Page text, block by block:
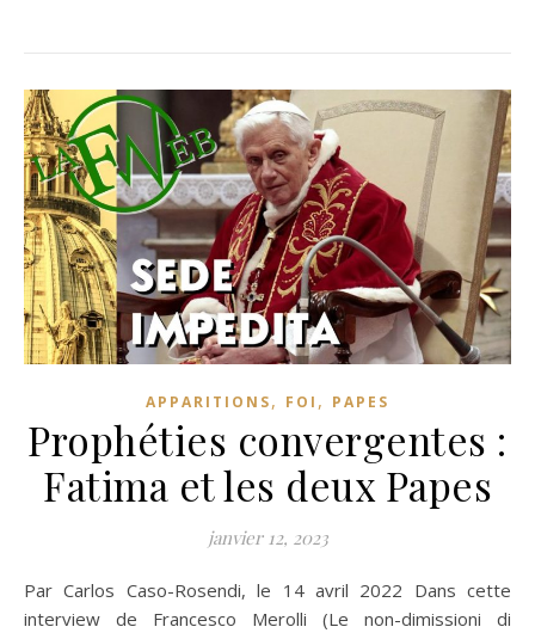
APPARITIONS, FOI , PAPES
Prophéties convergentes :
Fatima et les deux Papes
janvier 12, 2023
Par Carlos Caso-Rosendi, le 14 avril 2022 Dans cette
interview de Francesco Merolli (Le non-dimissioni di